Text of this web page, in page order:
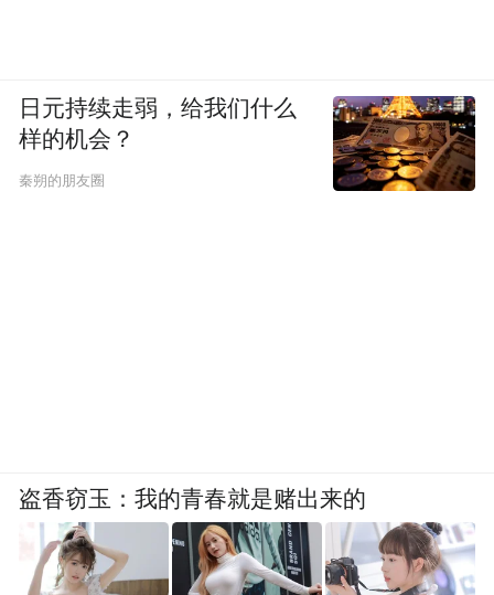
日元持续走弱，给我们什么
样的机会？
秦朔的朋友圈
盗香窃玉：我的青春就是赌出来的